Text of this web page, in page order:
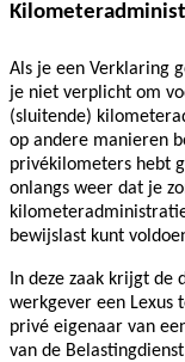
Als je een Verklaring
je niet verplicht om
(sluitende)
op andere manieren
privékilometers hebt
onlangs weer dat je
bewijslast kunt
In deze zaak krijgt de
werkgever een Lexus
privé eigenaar van
van de